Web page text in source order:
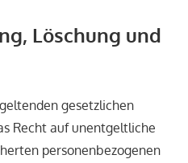
Löschung und
gesetzlichen
Recht auf unentgeltliche
personenbezogenen